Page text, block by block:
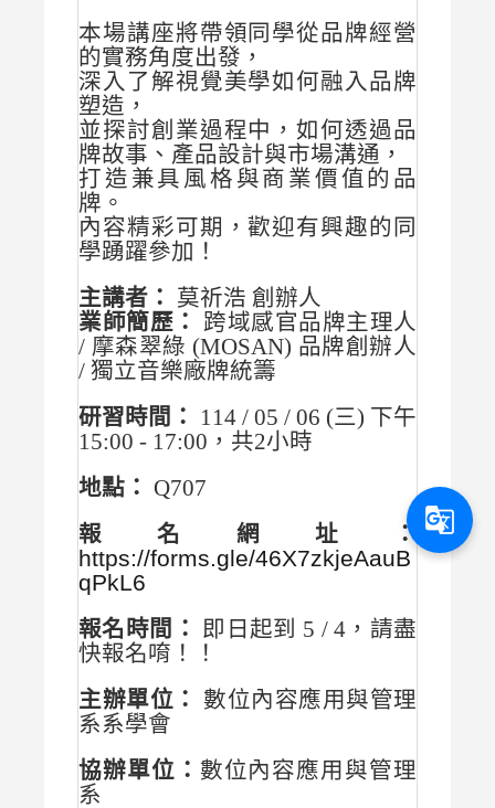
本場講座將帶領同學從品牌經營
的實務角度出發，
深入了解視覺美學如何融入品牌
塑造，
並探討創業過程中，如何透過品
牌故事、產品設計與市場溝通，
打造兼具風格與商業價值的品
牌。
內容精彩可期，歡迎有興趣的同
學踴躍參加！
主講者：
莫祈浩 創辦人
業師簡歷：
跨域感官品牌主理人
/ 摩森翠綠 (MOSAN) 品牌創辦人
/ 獨立音樂廠牌統籌
研習時間：
114 / 05 / 06 (三) 下午
15:00 - 17:00，共2小時
地點：
Q707
報名網址：
https://forms.gle/46X7zkjeAauB
qPkL6
報名時間：
即日起到 5 / 4，請盡
快報名唷！！
主辦單位：
數位內容應用與管理
系系學會
協辦單位： 數位內容應用與管理
系
g_translate